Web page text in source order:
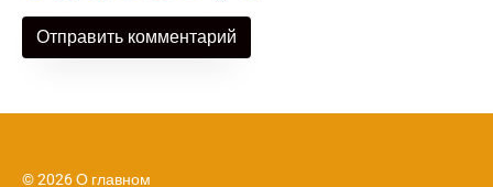
© 2026 О главном